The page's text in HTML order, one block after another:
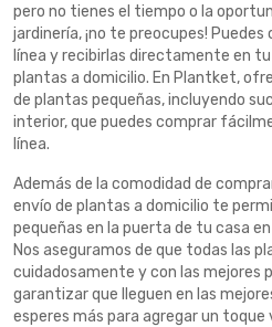
pero no tienes el tiempo o la
jardinería, ¡no te preocupes!
línea y recibirlas directamente en
plantas a domicilio. En Plantket,
de plantas pequeñas, incluyendo
interior, que puedes comprar
línea.
Además de la comodidad de
envío de plantas a domicilio te
pequeñas en la puerta de tu casa
Nos aseguramos de que todas las
cuidadosamente y con las mejores
garantizar que lleguen en las
esperes más para agregar un toque